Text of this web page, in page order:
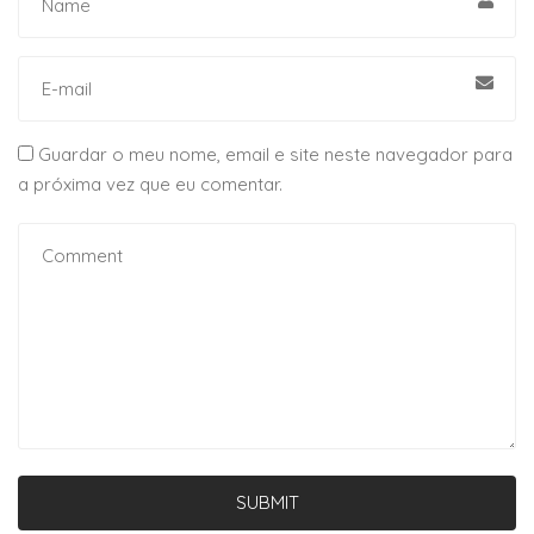
Guardar o meu nome, email e site neste navegador para
a próxima vez que eu comentar.
SUBMIT